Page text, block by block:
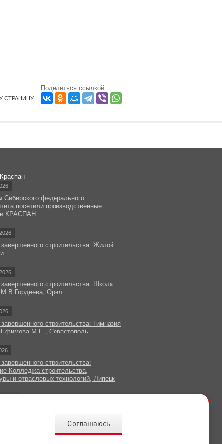
СТРАНИЦУ
Поделиться ссылкой:
Сибирского федерального
посетили производственные
КРАСПАН
строительства: Жилой
строительства: Школа
Орел
строительства: Гимназия
М.Е., Севастополь
строительства:
Колледжа строительства,
и отраслевых технологий, Липецк
Соглашаюсь